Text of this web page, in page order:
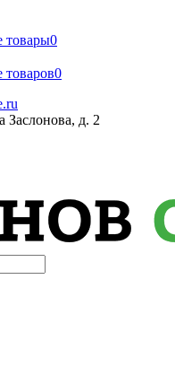
товары0
товаров0
Заслонова, д. 2